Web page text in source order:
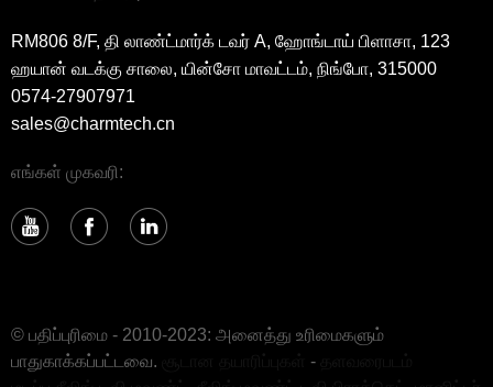
RM806 8/F, தி லாண்ட்மார்க் டவர் A, ஹோங்டாய் பிளாசா, 123
ஹயான் வடக்கு சாலை, யின்சோ மாவட்டம், நிங்போ, 315000
0574-27907971
sales@charmtech.cn
எங்கள் முகவரி:
© பதிப்புரிமை - 2010-2023: அனைத்து உரிமைகளும்
பாதுகாக்கப்பட்டவை.
-